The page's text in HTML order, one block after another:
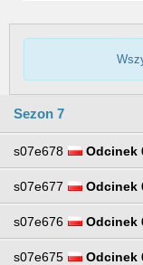
Sezon 7
s07e678 Odcinek
s07e677 Odcinek
s07e676 Odcinek
s07e675 Odcinek